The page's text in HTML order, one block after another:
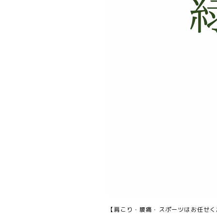
【肩こり・腰痛・スポーツはお任せ